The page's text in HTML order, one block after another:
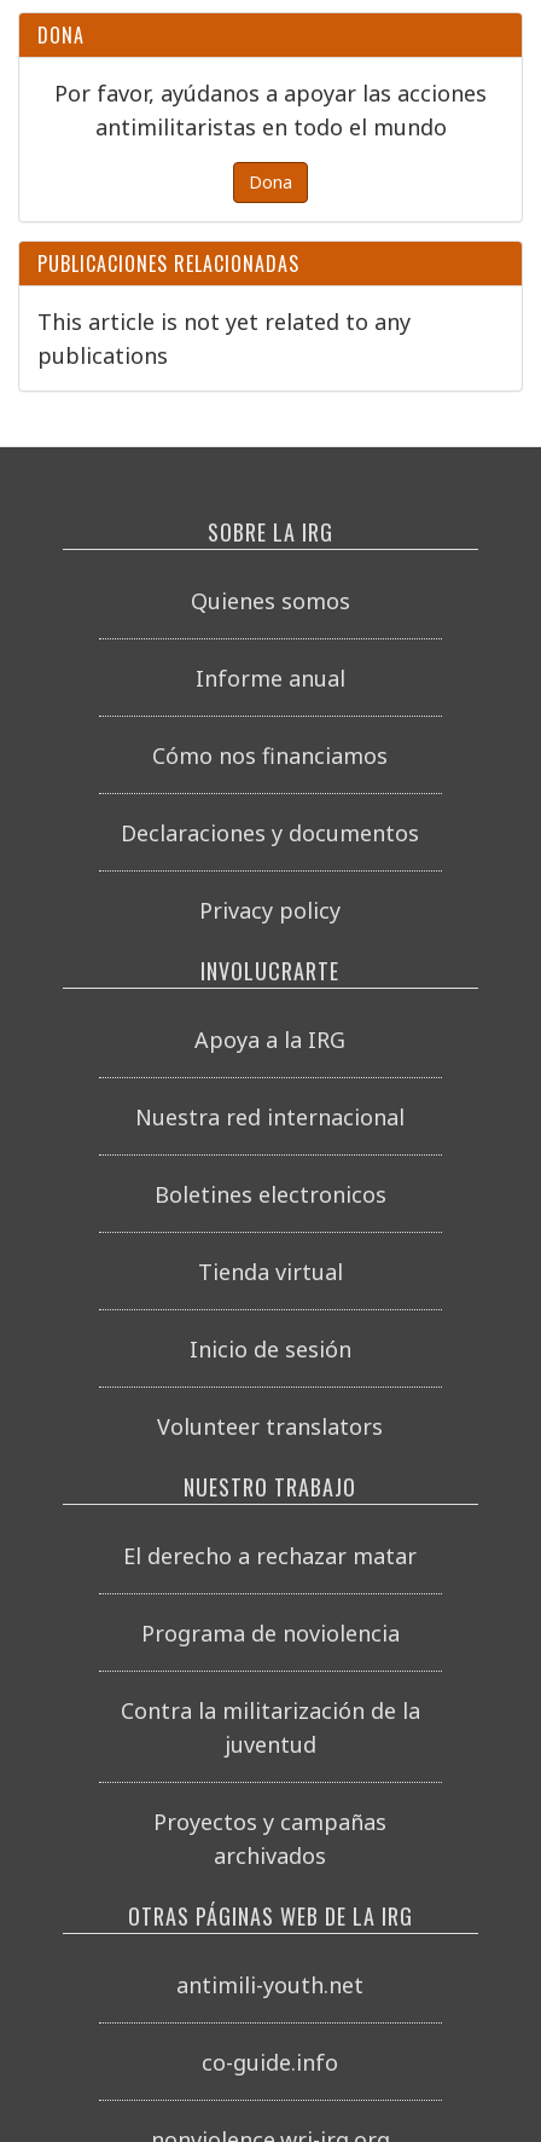
DONA
Por favor, ayúdanos a apoyar las acciones
antimilitaristas en todo el mundo
Dona
PUBLICACIONES RELACIONADAS
This article is not yet related to any
publications
SOBRE LA IRG
Quienes somos
Informe anual
Cómo nos financiamos
Declaraciones y documentos
Privacy policy
INVOLUCRARTE
Apoya a la IRG
Nuestra red internacional
Boletines electronicos
Tienda virtual
Inicio de sesión
Volunteer translators
NUESTRO TRABAJO
El derecho a rechazar matar
Programa de noviolencia
Contra la militarización de la
juventud
Proyectos y campañas
archivados
OTRAS PÁGINAS WEB DE LA IRG
antimili-youth.net
co-guide.info